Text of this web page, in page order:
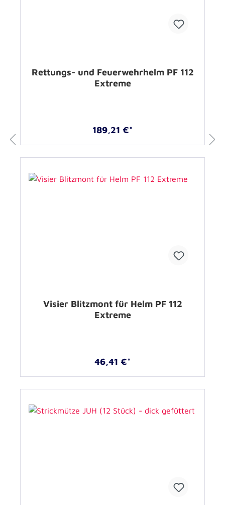
Rettungs- und Feuerwehrhelm PF 112
Extreme
189,21 €*
Visier Blitzmont für Helm PF 112
Extreme
46,41 €*